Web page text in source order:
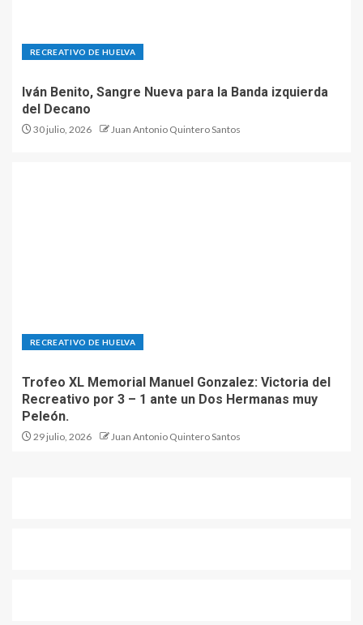
RECREATIVO DE HUELVA
Iván Benito, Sangre Nueva para la Banda izquierda
del Decano
30 julio, 2026 Juan Antonio Quintero Santos
RECREATIVO DE HUELVA
Trofeo XL Memorial Manuel Gonzalez: Victoria del
Recreativo por 3 – 1 ante un Dos Hermanas muy
Peleón.
29 julio, 2026 Juan Antonio Quintero Santos